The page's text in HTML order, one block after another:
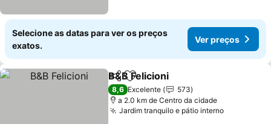
Selecione as datas para ver os preços
exatos.
Ver preços
PartilharAdicionar aos favoritos
B&B Felicioni
8,6 Excelente
573
a 2.0 km de Centro da cidade
Jardim tranquilo e pátio interno